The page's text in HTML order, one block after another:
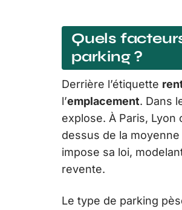
Quels
parking ?
Derrière l’étiquette
l’emplacement. Dans
explose. À Paris,
dessus de la
impose sa loi,
revente.
Le type de parking